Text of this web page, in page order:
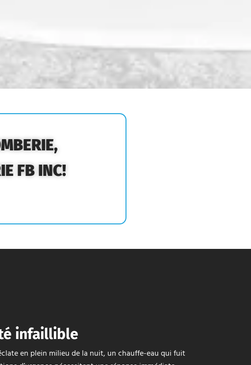
FB INC!
infaillible
en plein milieu de la nuit, un chauffe-eau qui fuit